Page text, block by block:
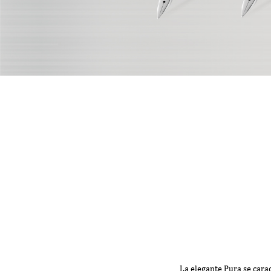
La elegante Pura se